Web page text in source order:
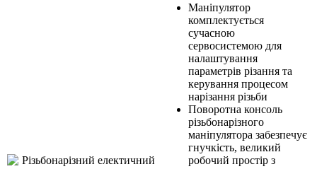
Маніпулятор
комплектується
сучасною
сервосистемою для
налаштування
параметрів різання та
керування процесом
нарізання різьби
Поворотна консоль
різьбонарізного
маніпулятора забезпечує
гнучкість, великий
робочий простір з